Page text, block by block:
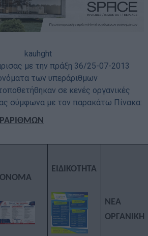
με την πράξη 36/25-07-2013
των υπεράριθμων
σε κενές οργανικές
σύμφωνα με τον παρακάτω Πίνακα:
ΟΝΟΜΑ
ΕΙΔΙΚΟΤΗΤΑ
ΝΕΑ
ΟΡΓΑΝΙΚΗ